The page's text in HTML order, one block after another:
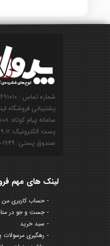
شماره تماس : ۲۲۶۹۱۰۱۰-(۰۲۱)
پشتیبانی فروشگاه اینترنتی:
سامانه پیام کوتاه: ۳۰۰۰۸۰۰۸
پست الکترونیک: info@parvaz99.ir
صندوق پستی: ۱۹۴۹-۱۹۳۹۵
لینک های مهم
حساب کاربری من
جست و جو در
سبد خرید
رهگیری